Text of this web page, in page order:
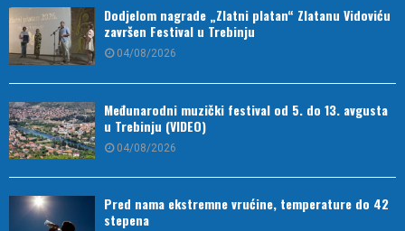
Dodjelom nagrade „Zlatni platan“ Zlatanu Vidoviću
završen Festival u Trebinju
04/08/2026
Međunarodni muzički festival od 5. do 13. avgusta
u Trebinju (VIDEO)
04/08/2026
Pred nama ekstremne vrućine, temperature do 42
stepena